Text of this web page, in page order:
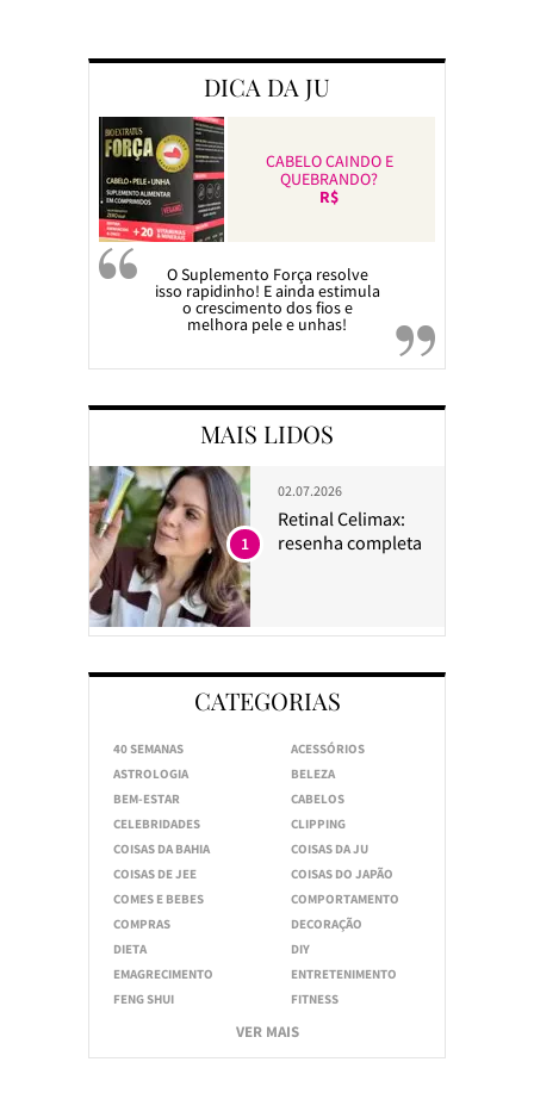
DICA DA JU
CABELO CAINDO E
QUEBRANDO?
R$
O Suplemento Força resolve
isso rapidinho! E ainda estimula
o crescimento dos fios e
melhora pele e unhas!
MAIS LIDOS
02.07.2026
Retinal Celimax:
resenha completa
1
CATEGORIAS
40 SEMANAS
ACESSÓRIOS
ASTROLOGIA
BELEZA
BEM-ESTAR
CABELOS
CELEBRIDADES
CLIPPING
COISAS DA BAHIA
COISAS DA JU
COISAS DE JEE
COISAS DO JAPÃO
COMES E BEBES
COMPORTAMENTO
COMPRAS
DECORAÇÃO
DIETA
DIY
EMAGRECIMENTO
ENTRETENIMENTO
FENG SHUI
FITNESS
VER MAIS